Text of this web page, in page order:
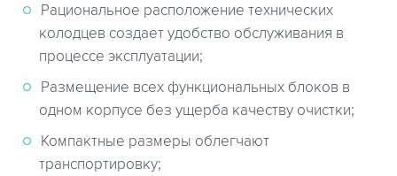
Рациональное расположение технических
колодцев создает удобство обслуживания в
процессе эксплуатации;
Размещение всех функциональных блоков в
одном корпусе без ущерба качеству очистки;
Компактные размеры облегчают
транспортировку;